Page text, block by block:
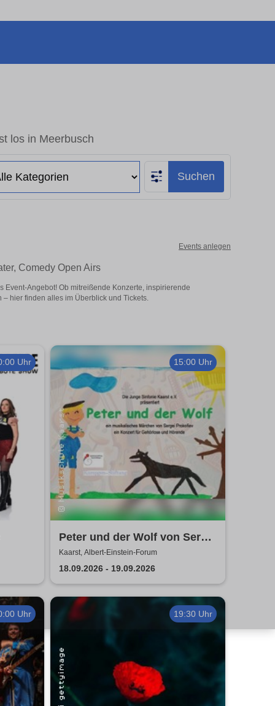
los in Meerbusch
Suchen
Events anlegen
Comedy Open Airs
Angebot! Ob mitreißende Konzerte, inspirierende
hier finden alles im Überblick und Tickets.
Uhr 15:00 Uhr
Peter und der Wolf von Sergei
Prokofiev | Konzert für
Gehörlose und Hörende
Kaarst, Albert-Einstein-Forum
18.09.2026 - 19.09.2026
Uhr 19:30 Uhr